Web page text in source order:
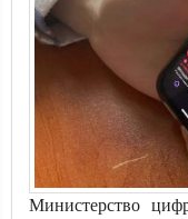
Министерство